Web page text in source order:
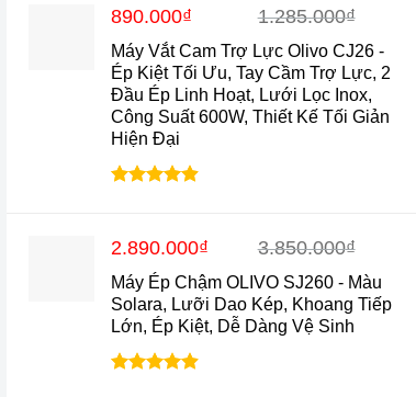
Máy Vắt Cam Trợ Lực Olivo CJ26 -
Ép Kiệt Tối Ưu, Tay Cầm Trợ Lực, 2
Đầu Ép Linh Hoạt, Lưới Lọc Inox,
Công Suất 600W, Thiết Kế Tối Giản
Hiện Đại
1.285.000₫
Giá
là:
1.285.000₫.
890.000₫
Giá
tại
là:
890.000₫.
Máy Ép Chậm OLIVO SJ260 - Màu
Solara, Lưỡi Dao Kép, Khoang Tiếp
Lớn, Ép Kiệt, Dễ Dàng Vệ Sinh
3.850.000₫
Giá
là:
3.850.000₫.
2.890.000₫
Giá
tại
là:
2.890.000₫.